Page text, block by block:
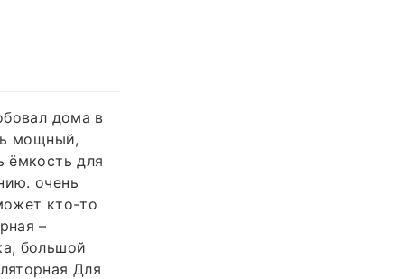
дома в
мощный,
ёмкость для
очень
кто-то
–
большой
Для